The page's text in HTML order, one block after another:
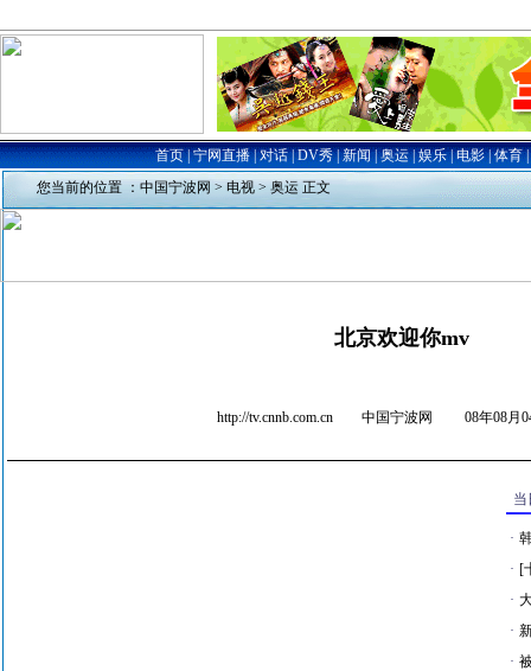
您当前的位置 ： 中国宁波网 > 电视 > 奥运 正文
北京欢迎你mv
http://tv.cnnb.com.cn 中国宁波网 08年08月
当
·
· [
·
·
·